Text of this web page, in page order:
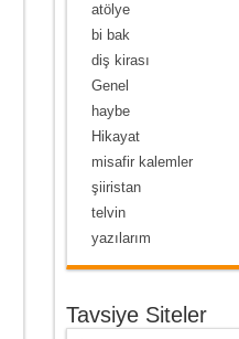
atölye
bi bak
diş kirası
Genel
haybe
Hikayat
misafir kalemler
şiiristan
telvin
yazılarım
Tavsiye Siteler